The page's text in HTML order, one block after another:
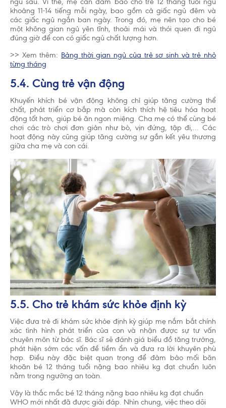
ngủ sâu. Vì thế, mẹ cần đảm bảo cho trẻ 12 tháng tuổi ngủ
khoảng 11-14 tiếng mỗi ngày, bao gồm cả giấc ngủ đêm và
các giấc ngủ ngắn ban ngày. Trong đó, mẹ nên tạo cho bé
một không gian ngủ yên tĩnh, thoải mái và thói quen đi ngủ
đúng giờ để con có giấc ngủ chất lượng hơn.
>> Xem thêm: Bảng thời gian ngủ của trẻ sơ sinh và trẻ nhỏ
từng tháng
5.4. Cùng trẻ vận động
Khuyến khích bé vận động không chỉ giúp tăng cường thể
chất, phát triển cơ bắp mà còn kích thích hệ tiêu hóa hoạt
động tốt hơn, giúp bé ăn ngon miệng. Cha mẹ có thể cùng bé
chơi các trò chơi đơn giản như bò, vịn đứng, tập đi,... Các
hoạt động này cũng giúp tăng cường sự gắn kết yêu thương
giữa cha mẹ và con cái.
5.5. Cho trẻ khám sức khỏe định kỳ
Việc đưa trẻ đi khám sức khỏe định kỳ giúp mẹ nắm bắt chính
xác tình hình phát triển của con và nhận được sự tư vấn
chuyên môn từ bác sĩ. Bác sĩ sẽ đánh giá biểu đồ tăng trưởng,
phát hiện sớm các vấn đề tiềm ẩn và đưa ra lời khuyên phù
hợp. Điều này đặc biệt quan trọng để đảm bảo mối băn
khoăn bé 12 tháng tuổi nặng bao nhiêu kg đạt chuẩn luôn
nằm trong ngưỡng an toàn.
Vậy là thắc mắc bé 12 tháng nặng bao nhiêu kg đạt chuẩn
WHO mới nhất đã được giải đáp. Nhìn chung, việc theo dõi